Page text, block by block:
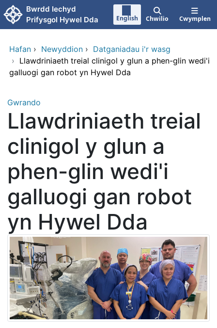
Neidio i'r prif gynnwy
Bwrdd Iechyd
Prifysgol Hywel Dda
English Chwilio Cwymplen
Hafan › Newyddion › Datganiadau i'r wasg
› Llawdriniaeth treial clinigol y glun a phen-glin wedi'i
galluogi gan robot yn Hywel Dda
Gwrando
Llawdriniaeth treial
clinigol y glun a
phen-glin wedi'i
galluogi gan robot
yn Hywel Dda